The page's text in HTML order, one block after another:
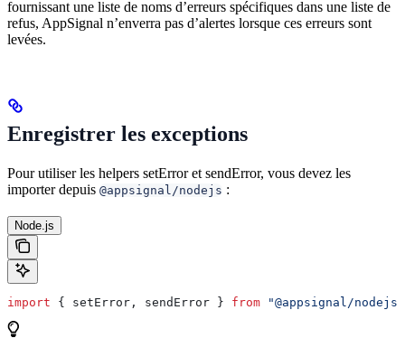
fournissant une liste de noms d’erreurs spécifiques dans une liste de
refus, AppSignal n’enverra pas d’alertes lorsque ces erreurs sont
levées.
Enregistrer les exceptions
Pour utiliser les helpers setError et sendError, vous devez les
importer depuis @appsignal/nodejs :
Node.js
import { setError , sendError } from "@appsignal/nodejs"